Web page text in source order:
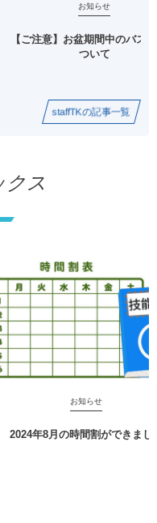
お知らせ
【ご注意】お盆期間中のバス
ついて
staffTKの記事一覧
クス
お知らせ
2024年8月の時間割ができまし